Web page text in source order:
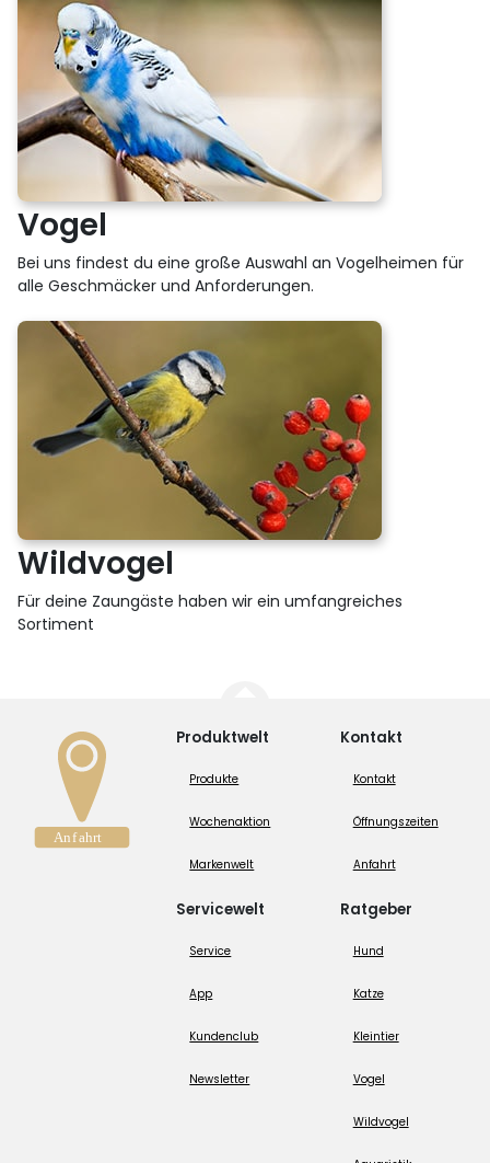
Vogel
Bei uns findest du eine große Auswahl an Vogelheimen für
alle Geschmäcker und Anforderungen.
Wildvogel
Für deine Zaungäste haben wir ein umfangreiches
Sortiment
Produktwelt
Produkte
Wochenaktion
Markenwelt
Servicewelt
Service
App
Kundenclub
Newsletter
Kontakt
Kontakt
Öffnungszeiten
Anfahrt
Ratgeber
Hund
Katze
Kleintier
Vogel
Wildvogel